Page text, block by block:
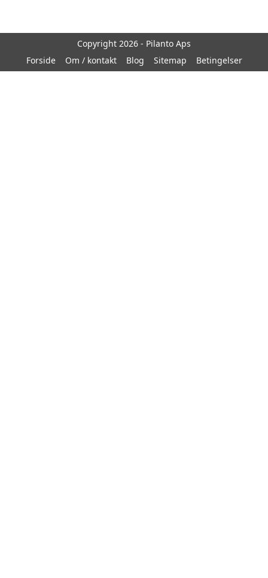
Copyright 2026 - Pilanto Aps
Forside
Om / kontakt Blog Sitemap Betingelser